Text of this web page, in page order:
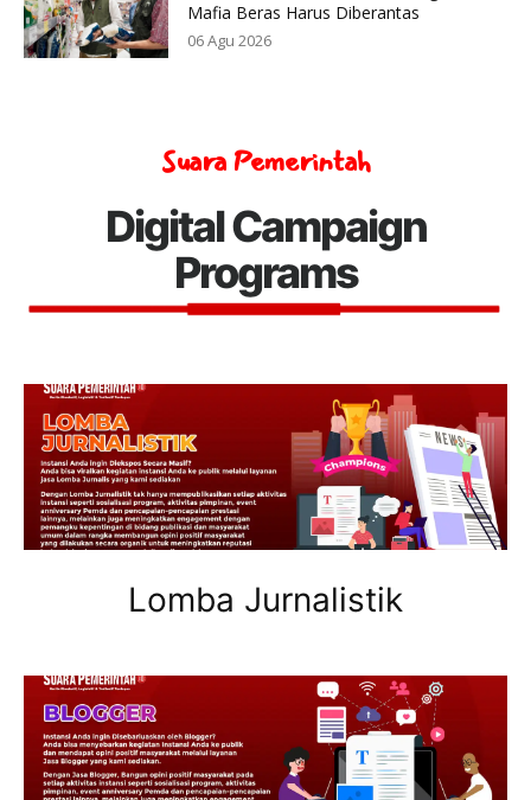
Mafia Beras Harus Diberantas
06 Agu 2026
Suara Pemerintah
Digital Campaign
Programs
Lomba Jurnalistik